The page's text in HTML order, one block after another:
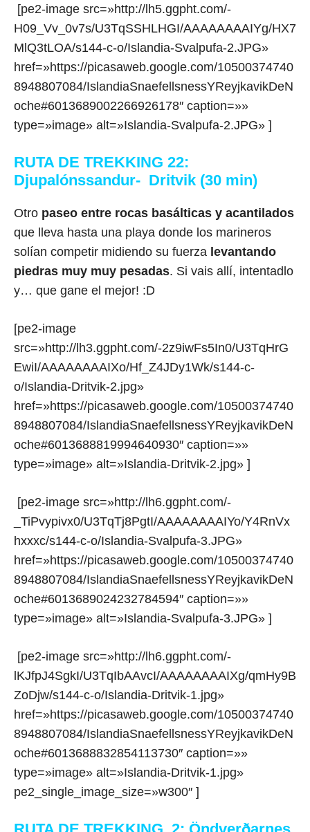
[pe2-image src=»http://lh5.ggpht.com/-
H09_Vv_0v7s/U3TqSSHLHGI/AAAAAAAAIYg/HX7
MlQ3tLOA/s144-c-o/Islandia-Svalpufa-2.JPG»
href=»https://picasaweb.google.com/10500374740
8948807084/IslandiaSnaefellsnessYReyjkavikDeN
oche#6013689002266926178″ caption=»»
type=»image» alt=»Islandia-Svalpufa-2.JPG» ]
RUTA DE TREKKING 22:
Djupalónssandur- Dritvik (30 min)
Otro paseo entre rocas basálticas y acantilados
que lleva hasta una playa donde los marineros
solían competir midiendo su fuerza levantando
piedras muy muy pesadas. Si vais allí, intentadlo
y… que gane el mejor! :D
[pe2-image
src=»http://lh3.ggpht.com/-2z9iwFs5In0/U3TqHrG
EwiI/AAAAAAAAIXo/Hf_Z4JDy1Wk/s144-c-
o/Islandia-Dritvik-2.jpg»
href=»https://picasaweb.google.com/10500374740
8948807084/IslandiaSnaefellsnessYReyjkavikDeN
oche#6013688819994640930″ caption=»»
type=»image» alt=»Islandia-Dritvik-2.jpg» ]
[pe2-image src=»http://lh6.ggpht.com/-
_TiPvypivx0/U3TqTj8PgtI/AAAAAAAAIYo/Y4RnVx
hxxxc/s144-c-o/Islandia-Svalpufa-3.JPG»
href=»https://picasaweb.google.com/10500374740
8948807084/IslandiaSnaefellsnessYReyjkavikDeN
oche#6013689024232784594″ caption=»»
type=»image» alt=»Islandia-Svalpufa-3.JPG» ]
[pe2-image src=»http://lh6.ggpht.com/-
lKJfpJ4SgkI/U3TqIbAAvcI/AAAAAAAAIXg/qmHy9B
ZoDjw/s144-c-o/Islandia-Dritvik-1.jpg»
href=»https://picasaweb.google.com/10500374740
8948807084/IslandiaSnaefellsnessYReyjkavikDeN
oche#6013688832854113730″ caption=»»
type=»image» alt=»Islandia-Dritvik-1.jpg»
pe2_single_image_size=»w300″ ]